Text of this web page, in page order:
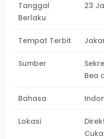
Tanggal
Berlaku
23
Tempat Terbit
Sumber
Bea
Bahasa
Lokasi